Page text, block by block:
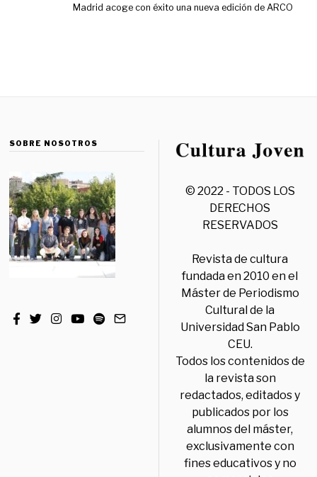
Madrid acoge con éxito una nueva edición de ARCO
SOBRE NOSOTROS
© 2022 - TODOS LOS
DERECHOS
RESERVADOS
Revista de cultura
fundada en 2010 en el
Máster de Periodismo
Cultural de la
Universidad San Pablo
CEU.
Todos los contenidos de
la revista son
redactados, editados y
publicados por los
alumnos del máster,
exclusivamente con
fines educativos y no